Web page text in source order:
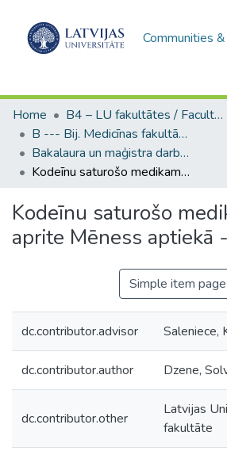
Communities
Home
B4 – LU fakultātes / Faculties of the UL
B --- Bij. Medicīnas fakultātes studentu noslēguma darbi / Faculty of Medicine - Graduate works
Bakalaura un maģistra darbi (MF) / Bachelor's and Master's theses
Kodeīnu saturošo medikamentu aprite Mēness aptiekā - 11
Kodeīnu saturošo
aprite Mēness aptiekā
Simple item page
dc.contributor.advisor Saleniece,
dc.contributor.author Dzene,
dc.contributor.other
Latvijas
fakultāte